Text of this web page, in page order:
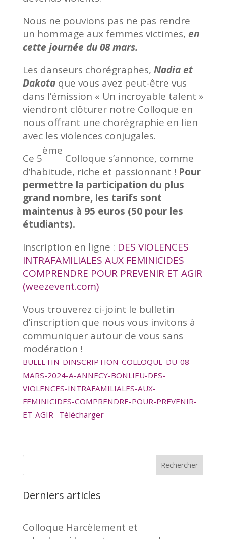
Nous ne pouvions pas ne pas rendre
un hommage aux femmes victimes, en
cette journée du 08 mars.
Les danseurs chorégraphes, Nadia et
Dakotaque vous avez peut-être vus
dans l’émission « Un incroyable talent »
viendront clôturer notre Colloque en
nous offrant une chorégraphie en lien
avec les violences conjugales.
Ce 5
ème
Colloque s’annonce, comme
d’habitude, riche et passionnant ! Pour
permettre la participation du plus
grand nombre, les tarifs sont
maintenus à 95 euros (50 pour les
étudiants).
Inscription en ligne : DES VIOLENCES
INTRAFAMILIALES AUX FEMINICIDES
COMPRENDRE POUR PREVENIR ET AGIR
(weezevent.com)
Vous trouverez ci-joint le bulletin
d’inscription que nous vous invitons à
communiquer autour de vous sans
modération !
BULLETIN-DINSCRIPTION-COLLOQUE-DU-08-
MARS-2024-A-ANNECY-BONLIEU-DES-
VIOLENCES-INTRAFAMILIALES-AUX-
FEMINICIDES-COMPRENDRE-POUR-PREVENIR-
ET-AGIR
Télécharger
Rechercher
Derniers articles
Colloque Harcèlement et